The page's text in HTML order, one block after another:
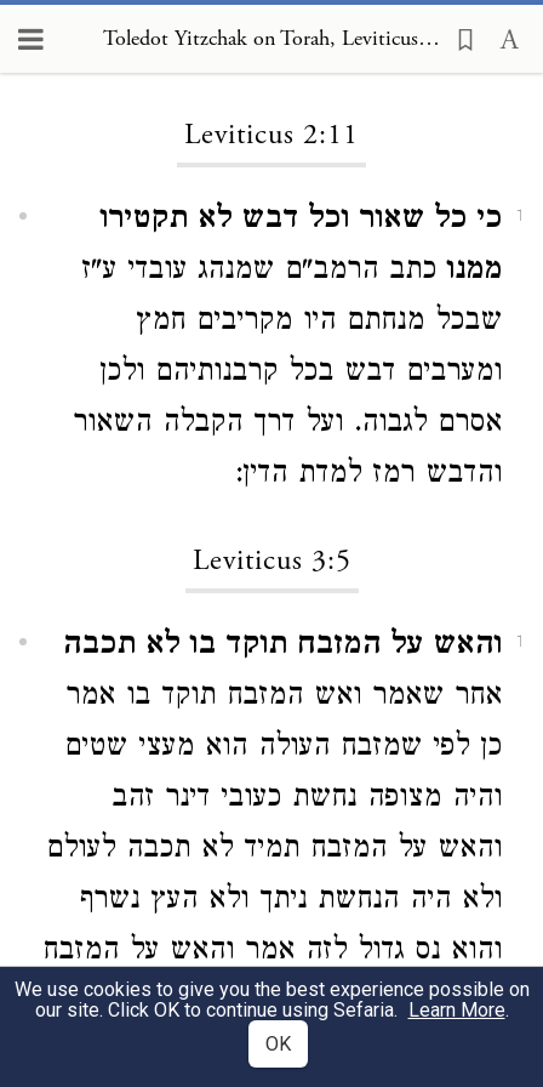
Toledot Yitzchak on Torah, Leviticus 2:11
Leviticus 2:11
1
כי כל שאור וכל דבש לא תקטירו
ממנו כתב הרמב"ם שמנהג עובדי ע"ז
שבכל מנחתם היו מקריבים חמץ
ומערבים דבש בכל קרבנותיהם ולכן
אסרם לגבוה. ועל דרך הקבלה השאור
והדבש רמז למדת הדין:
Leviticus 3:5
1
והאש על המזבח תוקד בו לא תכבה
אחר שאמר ואש המזבח תוקד בו אמר
כן לפי שמזבח העולה הוא מעצי שטים
והיה מצופה נחשת כעובי דינר זהב
והאש על המזבח תמיד לא תכבה לעולם
ולא היה הנחשת ניתך ולא העץ נשרף
והוא נס גדול לזה אמר והאש על המזבח
וגומר כלומר ראה זה הנס הנעשה
במזבח שהאש על המזבח תוקד בו לא
We use cookies to give you the best experience possible on
our site. Click OK to continue using Sefaria. Learn More.
OK